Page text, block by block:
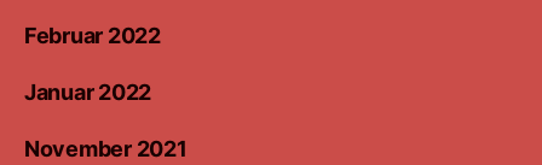
Februar 2022
Januar 2022
November 2021